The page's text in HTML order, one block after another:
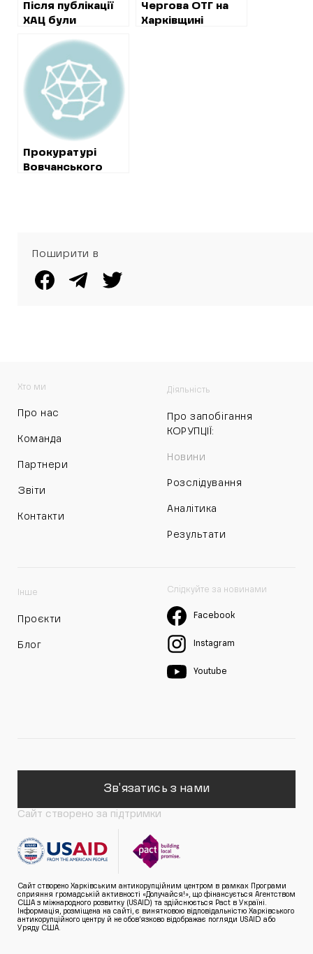
Після публікації
ХАЦ були
“розпильні”
тендери на 16-
мільйонне
будівництво
амбулаторії
Чергова ОТГ на
Харківщині
Прокуратурі
Вовчанського
Поширити в
Хто ми
Про нас
Команда
Партнери
Звіти
Контакти
Діяльність
Про запобігання
КОРУПЦІЇ:
Новини
Розслідування
Аналітика
Результати
Інше
Проєкти
Блог
Слідкуйте за новинами
Facebook
Instagram
Youtube
Зв'язатись з нами
Сайт створено за підтримки
Сайт створено Харківським антикорупційним центром в рамках Програми
сприяння громадській активності «Долучайся!», що фінансується Агентством
США з міжнародного розвитку (USAID) та здійснюється Pact в Україні.
Інформація, розміщена на сайті, є винятковою відповідальністю Харківського
антикорупційного центру й не обов’язково відображає погляди USAID або
Уряду США.